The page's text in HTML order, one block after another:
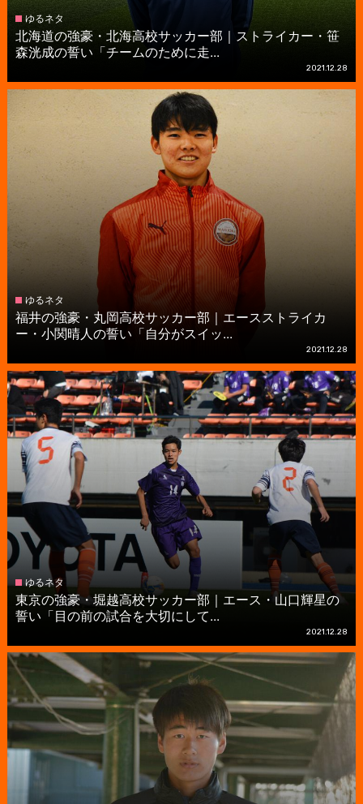
ゆるネタ
北海道の強豪・北海高校サッカー部｜ストライカー・笹
森洸成の誓い「チームのために走...
2021.12.28
ゆるネタ
福井の強豪・丸岡高校サッカー部｜エースストライカ
ー・小関晴人の誓い「自分がスイッ...
2021.12.28
ゆるネタ
東京の強豪・堀越高校サッカー部｜エース・山口輝星の
誓い「目の前の試合を大切にして...
2021.12.28